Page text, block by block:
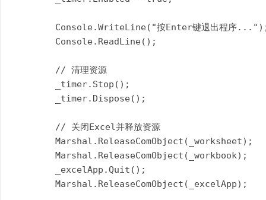
Console.WriteLine("按Enter键退出程序
        Console.ReadLine();
        // 清理资源
        _timer.Stop();
        _timer.Dispose();
        // 关闭Excel并释放资源
        Marshal.ReleaseComObject(_worksheet);
        Marshal.ReleaseComObject(_workbook);
        _excelApp.Quit();
        Marshal.ReleaseComObject(_excelApp);